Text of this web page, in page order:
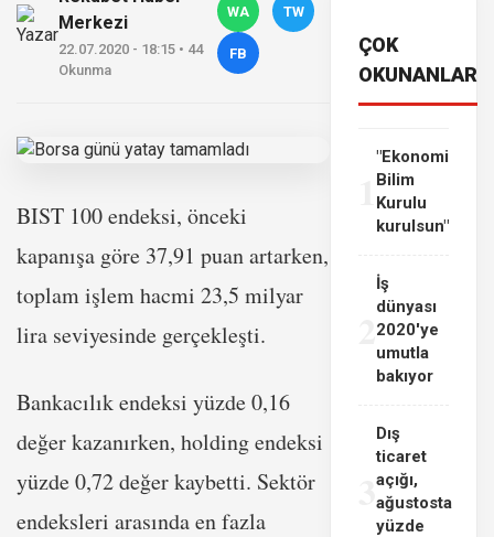
Merkezi
22.07.2020 - 18:15 • 44
Okunma
WA TW
FB
BIST 100 endeksi, önceki
kapanışa göre 37,91 puan artarken,
toplam işlem hacmi 23,5 milyar
lira seviyesinde gerçekleşti.
Bankacılık endeksi yüzde 0,16
değer kazanırken, holding endeksi
yüzde 0,72 değer kaybetti. Sektör
endeksleri arasında en fazla
ÇOK
OKUNANLAR
"Ekonomi
Bilim
Kurulu
kurulsun"
İş
dünyası
2020'ye
umutla
bakıyor
3
Dış
ticaret
açığı,
ağustosta
yüzde